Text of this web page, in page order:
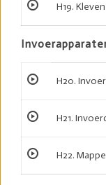
H19. Kleven
H20.
H21.
H22.